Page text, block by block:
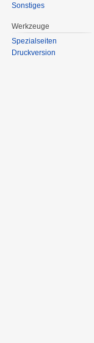
Sonstiges
Werkzeuge
Spezialseiten
Druckversion